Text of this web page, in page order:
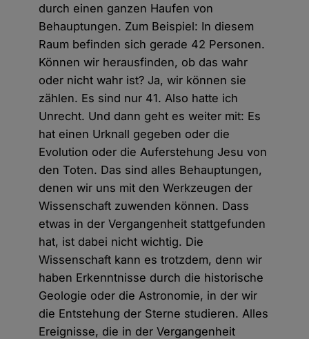
durch einen ganzen Haufen von
Behauptungen. Zum Beispiel: In diesem
Raum befinden sich gerade 42 Personen.
Können wir herausfinden, ob das wahr
oder nicht wahr ist? Ja, wir können sie
zählen. Es sind nur 41. Also hatte ich
Unrecht. Und dann geht es weiter mit: Es
hat einen Urknall gegeben oder die
Evolution oder die Auferstehung Jesu von
den Toten. Das sind alles Behauptungen,
denen wir uns mit den Werkzeugen der
Wissenschaft zuwenden können. Dass
etwas in der Vergangenheit stattgefunden
hat, ist dabei nicht wichtig. Die
Wissenschaft kann es trotzdem, denn wir
haben Erkenntnisse durch die historische
Geologie oder die Astronomie, in der wir
die Entstehung der Sterne studieren. Alles
Ereignisse, die in der Vergangenheit